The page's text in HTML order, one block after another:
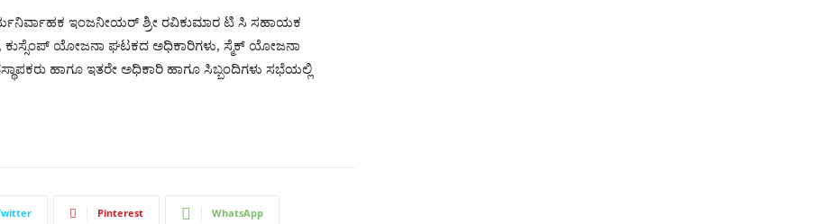
ಇಂಜನೀಯರ್ ಶ್ರೀ ರವಿಕುಮಾರ ಟಿ ಸಿ ಸಹಾಯಕ
ಕುಸ್ಸೆಂಪ್ ಯೋಜನಾ ಘಟಕದ ಅಧಿಕಾರಿಗಳು, ಸ್ಮೆಕ್ ಯೋಜನಾ
ಹಾಗೂ ಇತರೇ ಅಧಿಕಾರಿ ಹಾಗೂ ಸಿಬ್ಬಂದಿಗಳು ಸಭೆಯಲ್ಲಿ
Pinterest WhatsApp